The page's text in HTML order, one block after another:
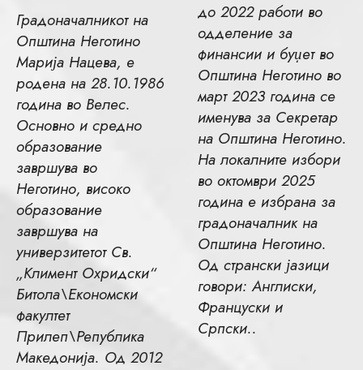
Градоначалникот на
Општина Неготино
Марија Нацева, е
родена на 28.10.1986
година во Велес.
Основно и средно
образование
завршува во
Неготино, високо
образование
завршува на
универзитетот Св.
„Климент Охридски“
Битола\Економски
факултет
Прилеп\Република
Македонија. Од 2012
до 2022 работи во
одделение за
финансии и буџет во
Општина Неготино во
март 2023 година се
именува за Секретар
на Општина Неготино.
На локалните избори
во октомври 2025
година е избрана за
градоначалник на
Општина Неготино.
Од странски јазици
говори: Англиски,
Француски и
Српски..